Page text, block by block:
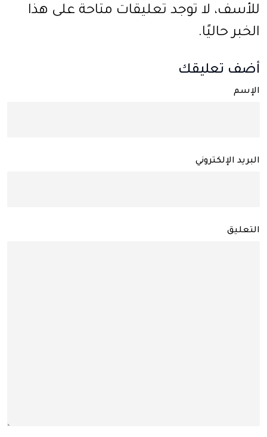
للأسف، لا توجد تعليقات متاحة على هذا
الخبر حاليًا.
أضف تعليقك
الإسم
البريد الإلكتروني
التعليق